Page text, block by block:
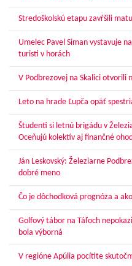
Stredoškolskú etapu zavŕšili
Umelec Pavel Siman vystavuje
turisti v horách
V Podbrezovej na Skalici otvorili
Leto na hrade Ľupča opäť
Študenti si letnú brigádu v
Oceňujú kolektív aj finančné
Ján Leskovský: Železiarne
dobré meno
Čo je dôchodková prognóza a
Golfový tábor na Táľoch
bola výborná
V regióne Apúlia pocítite